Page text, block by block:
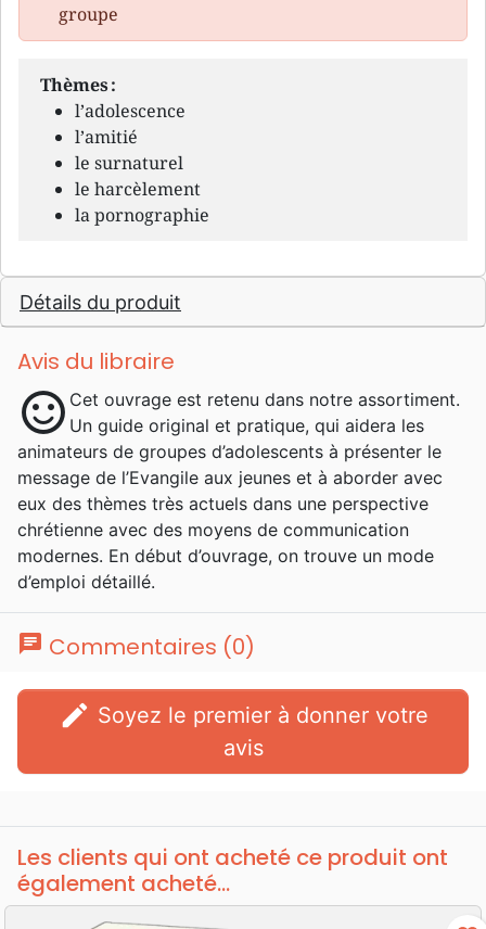
groupe
Thèmes :
l’adolescence
l’amitié
le surnaturel
le harcèlement
la pornographie
Détails du produit
Avis du libraire
sentiment_satisfied Cet ouvrage est retenu dans notre assortiment.
Un guide original et pratique, qui aidera les
animateurs de groupes d’adolescents à présenter le
message de l’Evangile aux jeunes et à aborder avec
eux des thèmes très actuels dans une perspective
chrétienne avec des moyens de communication
modernes. En début d’ouvrage, on trouve un mode
d’emploi détaillé.
chat Commentaires (0)
edit
avis
Les clients qui ont acheté ce produit ont
également acheté...